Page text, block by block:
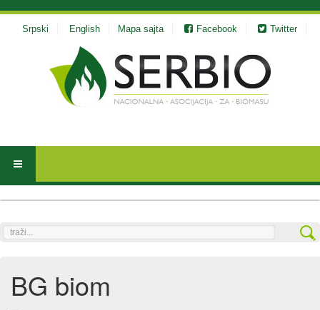
Srpski English Mapa sajta Facebook Twitter
traži...
BG biom